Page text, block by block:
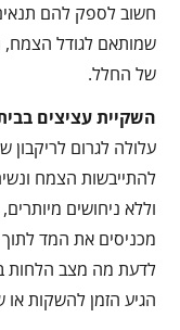
חשוב לספק להם
שמותאם לגודל הצמח,
של החלל.
השקיית עציצים
עלולה לגרום לריקבון
להתייבשות הצמח
וללא ניחושים
מכניסים את המד
לדעת מה מצב הלחות
הגיע הזמן להשקות או